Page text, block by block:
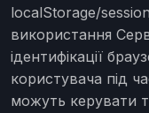
localStorage/
використання
ідентифікації
користувача під
можуть керувати